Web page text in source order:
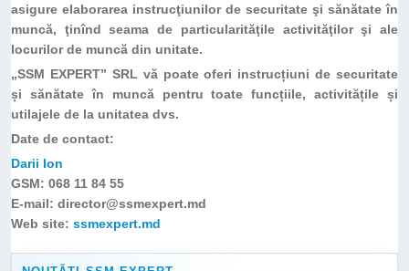
asigure elaborarea instrucţiunilor de securitate şi sănătate în
muncă, ţinînd seama de particularităţile activităţilor şi ale
locurilor de muncă din unitate.
„SSM EXPERT” SRL vă poate oferi instrucțiuni de securitate
și sănătate în muncă pentru toate funcțiile, activitățile și
utilajele de la unitatea dvs.
Date de contact:
Darii Ion
GSM: 068 11 84 55
E-mail: director@ssmexpert.md
Web site: ssmexpert.md